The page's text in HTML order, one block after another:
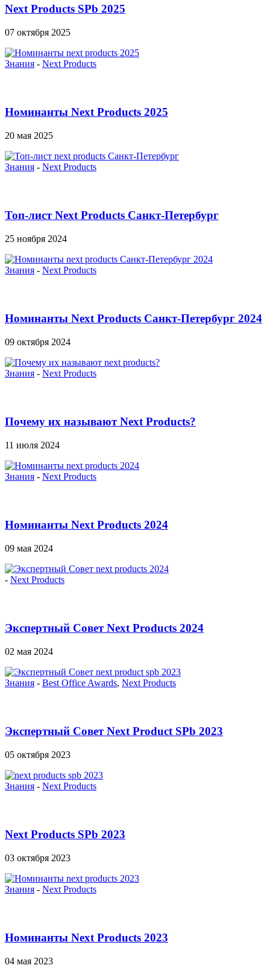
Next Products SPb 2025
07 октября 2025
Знания - Next Products
Номинанты Next Products 2025
20 мая 2025
Знания - Next Products
Топ-лист Next Products Санкт-Петербург
25 ноября 2024
Знания - Next Products
Номинанты Next Products Санкт-Петербург 2024
09 октября 2024
Знания - Next Products
Почему их называют Next Products?
11 июля 2024
Знания - Next Products
Номинанты Next Products 2024
09 мая 2024
- Next Products
Экспертный Совет Next Products 2024
02 мая 2024
Знания - Best Office Awards, Next Products
Экспертный Совет Next Product SPb 2023
05 октября 2023
Знания - Next Products
Next Products SPb 2023
03 октября 2023
Знания - Next Products
Номинанты Next Products 2023
04 мая 2023